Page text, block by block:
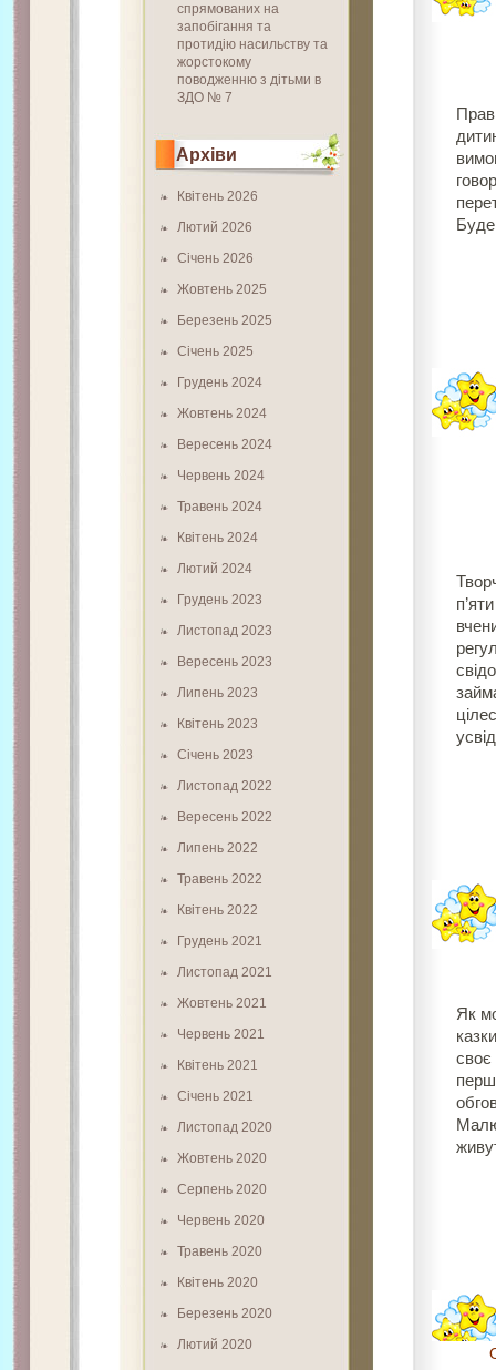
спрямованих на
запобігання та
протидію насильству та
жорстокому
поводженню з дітьми в
ЗДО № 7
Архіви
Квітень 2026
Лютий 2026
Січень 2026
Жовтень 2025
Березень 2025
Січень 2025
Грудень 2024
Жовтень 2024
Вересень 2024
Червень 2024
Травень 2024
Квітень 2024
Лютий 2024
Грудень 2023
Листопад 2023
Вересень 2023
Липень 2023
Квітень 2023
Січень 2023
Листопад 2022
Вересень 2022
Липень 2022
Травень 2022
Квітень 2022
Грудень 2021
Листопад 2021
Жовтень 2021
Червень 2021
Квітень 2021
Січень 2021
Листопад 2020
Жовтень 2020
Серпень 2020
Червень 2020
Травень 2020
Квітень 2020
Березень 2020
Лютий 2020
Як
своє